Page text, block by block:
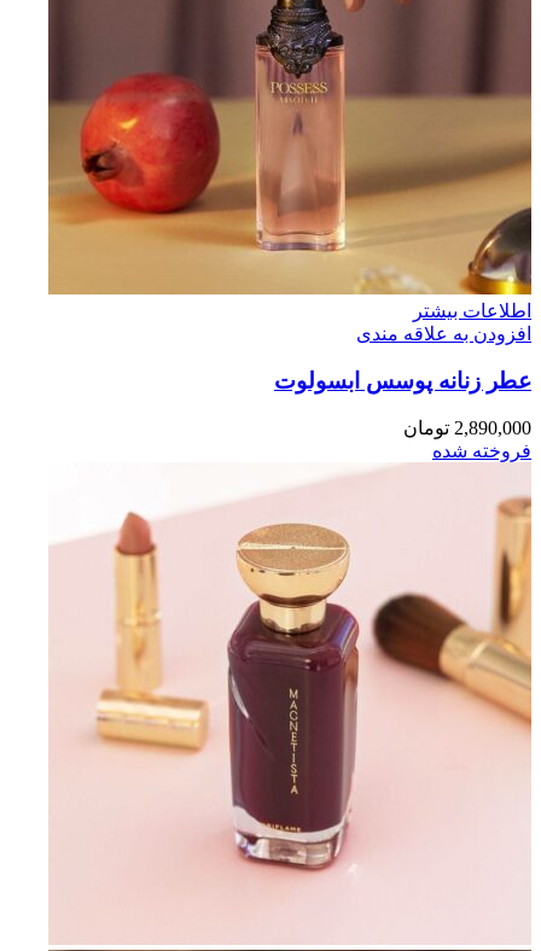
اطلاعات بیشتر
افزودن به علاقه مندی
عطر زنانه پوسس ابسولوت
2,890,000 تومان
فروخته شده